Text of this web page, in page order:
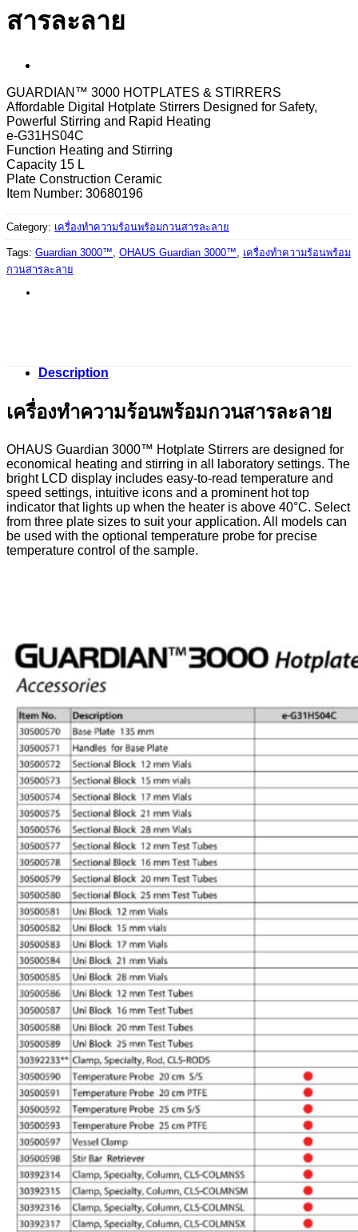
สารละลาย
GUARDIAN™ 3000 HOTPLATES & STIRRERS
Affordable Digital Hotplate Stirrers Designed for Safety,
Powerful Stirring and Rapid Heating
e-G31HS04C
Function Heating and Stirring
Capacity 15 L
Plate Construction Ceramic
Item Number: 30680196
Category: เครื่องทำความร้อนพร้อมกวนสารละลาย
Tags: Guardian 3000™ OHAUS Guardian 3000™
เครื่องทำความร้อนพร้อม
กวนสารละลาย
Description
เครื่องทำความร้อนพร้อมกวนสารละลาย
OHAUS Guardian 3000™ Hotplate Stirrers are designed for
economical heating and stirring in all laboratory settings. The
bright LCD display includes easy-to-read temperature and
speed settings, intuitive icons and a prominent hot top
indicator that lights up when the heater is above 40°C. Select
from three plate sizes to suit your application. All models can
be used with the optional temperature probe for precise
temperature control of the sample.